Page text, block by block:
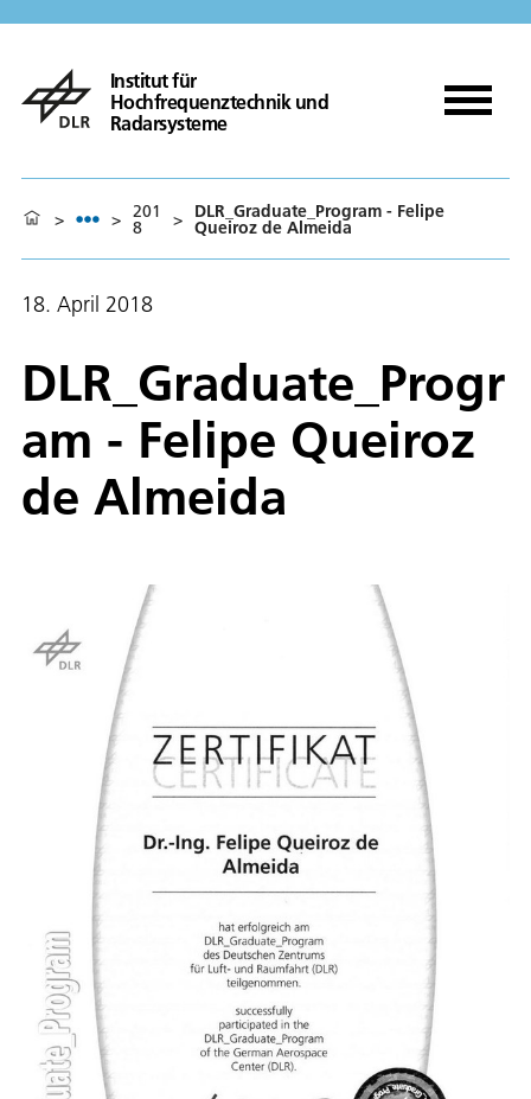
Institut für
Hochfrequenztechnik und
Radarsysteme
> > 201
8 > DLR_Graduate_Program - Felipe
Queiroz de Almeida
18. April 2018
DLR_Graduate_Progr
am - Felipe Queiroz
de Almeida